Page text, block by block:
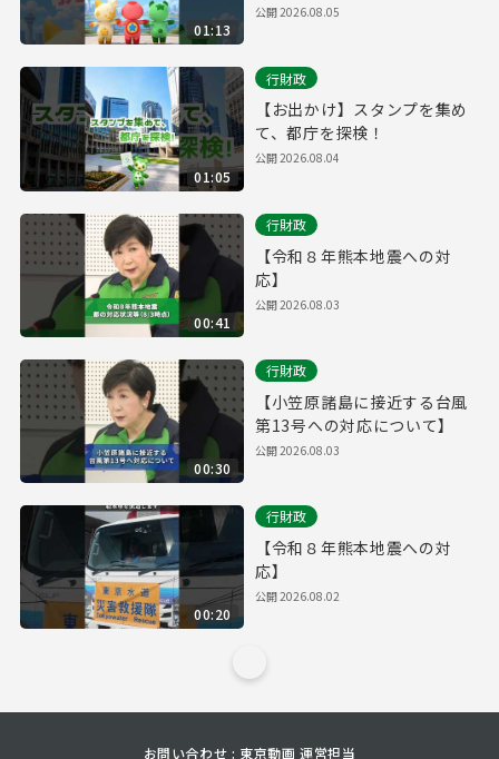
01:13
公開2026.08.05
01:05
行財政
【お出かけ】スタンプを集め
て、都庁を探検！
公開2026.08.04
00:41
行財政
【令和８年熊本地震への対
応】
公開2026.08.03
00:30
行財政
【小笠原諸島に接近する台風
第13号への対応について】
公開2026.08.03
00:20
行財政
【令和８年熊本地震への対
応】
公開2026.08.02
お問い合わせ : 東京動画 運営担当